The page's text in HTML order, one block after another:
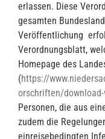
erlassen. Diese
gesamten
Veröffentlichung
Verordnungsblatt,
Homepage des
(https://
orschriften/
Personen, die aus
zudem die
einreisebedingten